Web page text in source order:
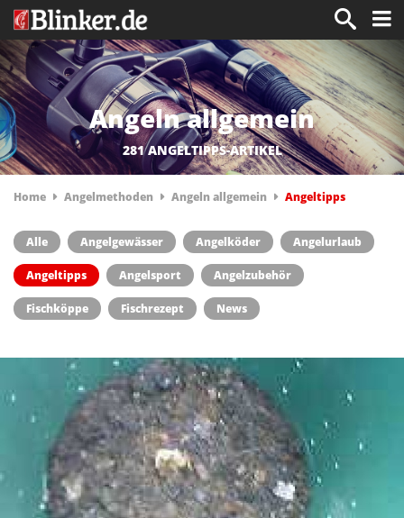
Angeln allgemein
281 ANGELTIPPS-ARTIKEL
Home Angelmethoden Angeln allgemein Angeltipps
Alle Angelgewässer Angelköder Angelurlaub
Angeltipps Angelsport Angelzubehör
Fischköppe Fischrezept News